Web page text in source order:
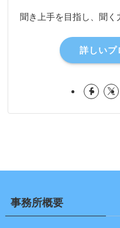
聞き上手を目指し、聞く
詳しい
事務所概要